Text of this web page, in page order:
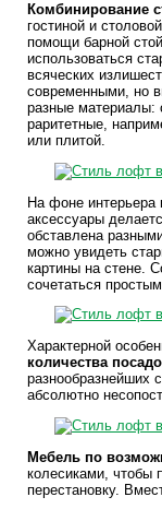
Комбинирование
гостиной и
помощи барной
использоваться
всяческих
современными, но
разные материалы:
раритетные,
или плитой.
На фоне интерьера
аксессуары
обставлена
можно увидеть
картины на стене.
сочетаться
Характерной
количества
разнообразнейших
абсолютно
Мебель по
колесиками, чтобы
перестановку.